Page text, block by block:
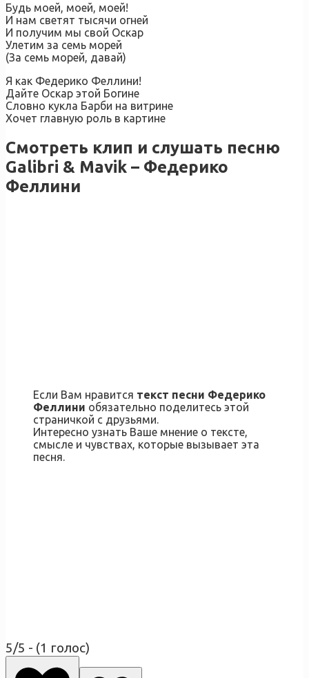
Будь моей, моей, моей!
И нам светят тысячи огней
И получим мы свой Оскар
Улетим за семь морей
(За семь морей, давай)
Я как Федерико Феллини!
Дайте Оскар этой Богине
Словно кукла Барби на витрине
Хочет главную роль в картине
Смотреть клип и слушать песню
Galibri & Mavik – Федерико
Феллини
Если Вам нравится текст песни Федерико
Феллини обязательно поделитесь этой
страничкой с друзьями.
Интересно узнать Ваше мнение о тексте,
смысле и чувствах, которые вызывает эта
песня.
5/5 - (1 голос)